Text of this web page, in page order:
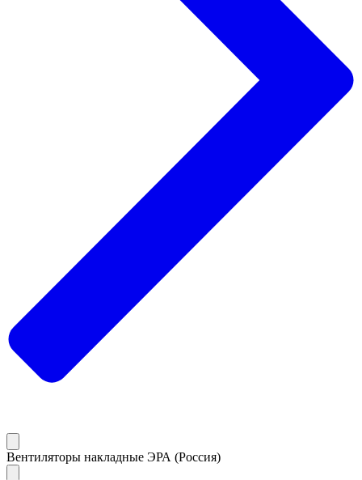
Вентиляторы накладные ЭРА (Россия)